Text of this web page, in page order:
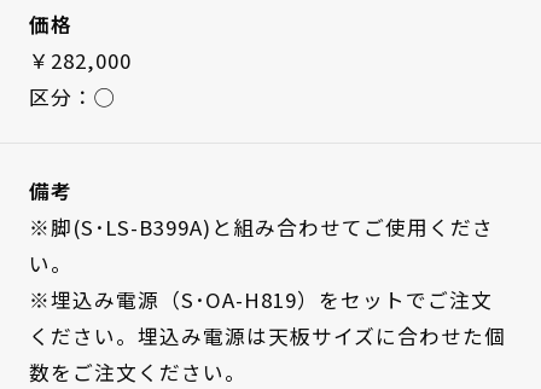
価格
￥282,000
区分：◯
備考
※脚(S･LS-B399A)と組み合わせてご使用くださ
い。
※埋込み電源（S･OA-H819）をセットでご注文
ください。埋込み電源は天板サイズに合わせた個
数をご注文ください。